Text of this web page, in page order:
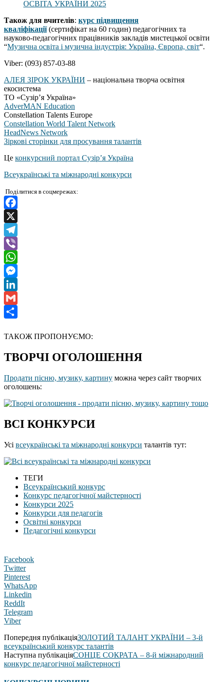
ОСВІТА УКРАЇНИ 2025
Також для вчителів: курс підвищення
кваліфікації(сертифікат на 60 годин) педагогічних та
науково-педагогічних працівників закладів мистецької освіти
“Музична освіта і музична індустрія: Україна, Європа, світ“.
Viber: (093) 857-03-88
АЛЕЯ ЗІРОК УКРАЇНИ – національна творча освітня
екосистема
ТО «Сузір’я Україна»
AdverMAN Education
Constellation Talents Europe
Constellation World Talent Network
HeadNews Network
Зіркові сторінки для просування талантів
Це конкурсний портал Сузір’я Україна
Всеукраїнські та міжнародні конкурси
Поділитися в соцмережах:
Facebook
X
Telegram
Viber
WhatsApp
Messenger
LinkedIn
Gmail
ТАКОЖ ПРОПОНУЄМО:
ТВОРЧІ ОГОЛОШЕННЯ
Продати пісню, музику, картину можна через сайт творчих
оголошень:
ВСІ КОНКУРСИ
Усі всеукраїнські та міжнародні конкурси талантів тут:
ТЕГИ
Всеукраїнський конкурс
Конкурс педагогічної майстерності
Конкурси 2025
Конкурси для педагогів
Освітні конкурси
Педагогічні конкурси
Facebook
Twitter
Pinterest
WhatsApp
Linkedin
ReddIt
Telegram
Viber
Попередня публікаціяЗОЛОТИЙ ТАЛАНТ УКРАЇНИ – 3-й
всеукраїнський конкурс талантів
Наступна публікаціяСОНЦЕ СОКРАТА – 8-й міжнародний
конкурс педагогічної майстерності